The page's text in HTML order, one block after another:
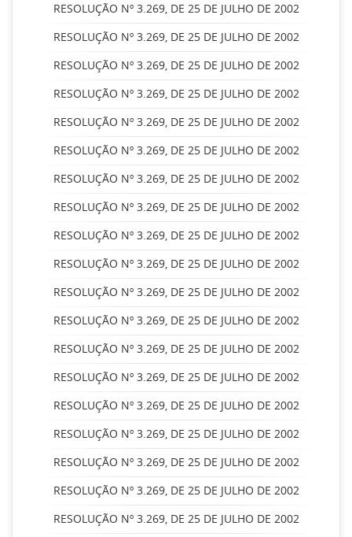
RESOLUÇÃO Nº 3.269, DE 25 DE JULHO DE 2002
RESOLUÇÃO Nº 3.269, DE 25 DE JULHO DE 2002
RESOLUÇÃO Nº 3.269, DE 25 DE JULHO DE 2002
RESOLUÇÃO Nº 3.269, DE 25 DE JULHO DE 2002
RESOLUÇÃO Nº 3.269, DE 25 DE JULHO DE 2002
RESOLUÇÃO Nº 3.269, DE 25 DE JULHO DE 2002
RESOLUÇÃO Nº 3.269, DE 25 DE JULHO DE 2002
RESOLUÇÃO Nº 3.269, DE 25 DE JULHO DE 2002
RESOLUÇÃO Nº 3.269, DE 25 DE JULHO DE 2002
RESOLUÇÃO Nº 3.269, DE 25 DE JULHO DE 2002
RESOLUÇÃO Nº 3.269, DE 25 DE JULHO DE 2002
RESOLUÇÃO Nº 3.269, DE 25 DE JULHO DE 2002
RESOLUÇÃO Nº 3.269, DE 25 DE JULHO DE 2002
RESOLUÇÃO Nº 3.269, DE 25 DE JULHO DE 2002
RESOLUÇÃO Nº 3.269, DE 25 DE JULHO DE 2002
RESOLUÇÃO Nº 3.269, DE 25 DE JULHO DE 2002
RESOLUÇÃO Nº 3.269, DE 25 DE JULHO DE 2002
RESOLUÇÃO Nº 3.269, DE 25 DE JULHO DE 2002
RESOLUÇÃO Nº 3.269, DE 25 DE JULHO DE 2002